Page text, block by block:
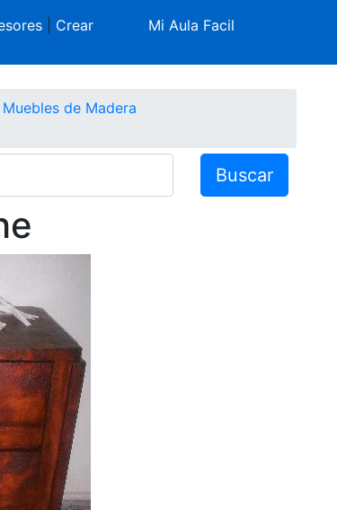
| Crear
Mi Aula Facil
de Madera
Buscar